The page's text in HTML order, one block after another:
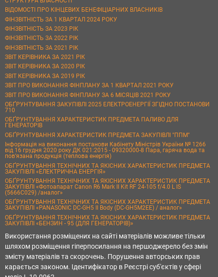
ВІДОМОСТІ ПРО КІНЦЕВИХ БЕНЕФІЦІАРНИХ ВЛАСНИКІВ
ФІНЗВІТНІСТЬ ЗА 1 КВАРТАЛ 2024 РОКУ
ФІНЗВІТНІСТЬ ЗА 2023 РІК
ФІНЗВІТНІСТЬ ЗА 2022 РІК
ФІНЗВІТНІСТЬ ЗА 2021 РІК
ЗВІТ КЕРІВНИКА ЗА 2021 РІК
ЗВІТ КЕРІВНИКА ЗА 2020 РІК
ЗВІТ КЕРІВНИКА ЗА 2019 РІК
ЗВІТ ПРО ВИКОНАННЯ ФІНПЛАНУ ЗА 1 КВАРТАЛ 2021 РОКУ
ЗВІТ ПРО ВИКОНАННЯ ФІНПЛАНУ ЗА 6 МІСЯЦІВ 2021 РОКУ
ОБҐРУНТУВАННЯ ЗАКУПІВЛІ 2025 ЕЛЕКТРОЕНЕРГІЇ ЗГІДНО ПОСТАНОВИ
710
ОБҐРУНТУВАННЯ ХАРАКТЕРИСТИК ПРЕДМЕТА ПАЛИВО ДЛЯ
ГЕНЕРАТОРІВ
ОБҐРУНТУВАННЯ ХАРАКТЕРИСТИК ПРЕДМЕТА ЗАКУПІВЛІ "ППМ"
Інформація на виконання постанови Кабінету Міністрів України № 1266
від 16 грудня 2020 року ДК 021:2015 - 09320000-8 Пара, гаряча вода та
пов’язана продукція (теплова енергія)
ОБҐРУНТУВАННЯ ТЕХНІЧНИХ ТА ЯКІСНИХ ХАРАКТЕРИСТИК ПРЕДМЕТА
ЗАКУПІВЛІ «ЕЛЕКТРИЧНА ЕНЕРГІЯ»
ОБҐРУНТУВАННЯ ТЕХНІЧНИХ ТА ЯКІСНИХ ХАРАКТЕРИСТИК ПРЕДМЕТА
ЗАКУПІВЛІ «Фотоапарат Canon R6 Mark II Kit RF 24-105 f/4.0 L IS
(5666C029) /аналог»
ОБҐРУНТУВАННЯ ТЕХНІЧНИХ ТА ЯКІСНИХ ХАРАКТЕРИСТИК ПРЕДМЕТА
ЗАКУПІВЛІ «PANASONIC DC-GH5 II Body (DC-GH5M2EE) / аналог»
ОБҐРУНТУВАННЯ ТЕХНІЧНИХ ТА ЯКІСНИХ ХАРАКТЕРИСТИК ПРЕДМЕТА
ЗАКУПІВЛІ «БЕНЗИН - 95 (ДЛЯ ГЕНЕРАТОРІВ)»
Використання розміщених на сайті матеріалів можливе тільки
шляхом розміщення гіперпосилання на першоджерело без змін
змісту матеріалів та скорочень. Порушення авторських прав
карається законом. Ідентифікатор в Реєстрі суб'єктів у сфері